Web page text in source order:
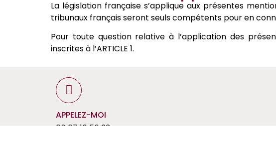
La législation française s’applique aux présentes
tribunaux français seront seuls compétents pour en
Pour toute question relative à l’application des
inscrites à l’ARTICLE 1.
APPELEZ-MOI
06 07 10 56 33